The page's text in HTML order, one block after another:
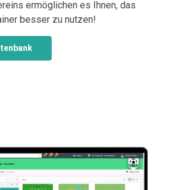
ermöglichen es Ihnen, das
besser zu nutzen!